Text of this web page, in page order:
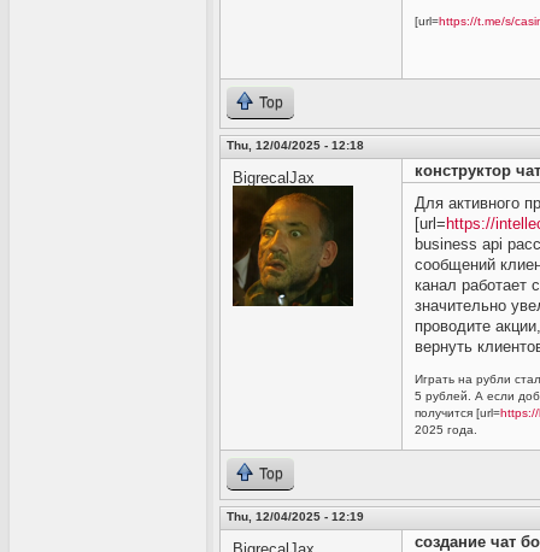
[url=https://t.me/s/
Top
Thu, 12/04/2025 - 12:18
BigrecalJax
конструктор
Для активного
[url= https://
business api
сообщений
канал работает
значительно
проводите
вернуть
Играть на рубли
5 рублей. А если
получится [url=https://
2025 года.
Top
Thu, 12/04/2025 - 12:19
создание чат